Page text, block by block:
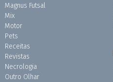
Magnus Futsal
Mix
Motor
Pets
Receitas
Revistas
Necrologia
Outro Olhar